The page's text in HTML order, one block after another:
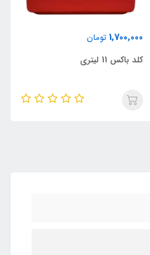
1,700,000 تومان
کلد باکس 11 لیتری